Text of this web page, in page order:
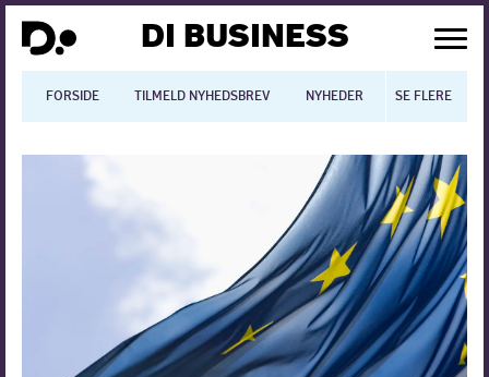
DI BUSINESS
FORSIDE TILMELD NYHEDSBREV NYHEDER BLOGS
SE FLERE
Dansk økonomi
International økonomi
Arbejdsmiljø